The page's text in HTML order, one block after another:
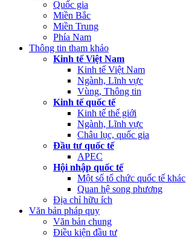
Quốc gia
Miền Bắc
Miền Trung
Phía Nam
Thông tin tham khảo
Kinh tế Việt Nam
Kinh tế Việt Nam
Ngành, Lĩnh vực
Vùng, Thông tin
Kinh tế quốc tế
Kinh tế thế giới
Ngành, Lĩnh vực
Châu lục, quốc gia
Đầu tư quốc tế
APEC
Hội nhập quốc tế
Một số tổ chức quốc tế khác
Quan hệ song phương
Địa chỉ hữu ích
Văn bản pháp quy
Văn bản chung
Điều kiện đầu tư